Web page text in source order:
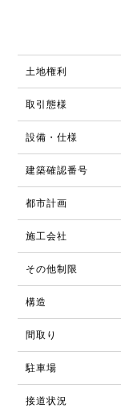
土地権利
取引態様
設備・仕様
建築確認番号
都市計画
施工会社
その他制限
構造
間取り
駐車場
接道状況